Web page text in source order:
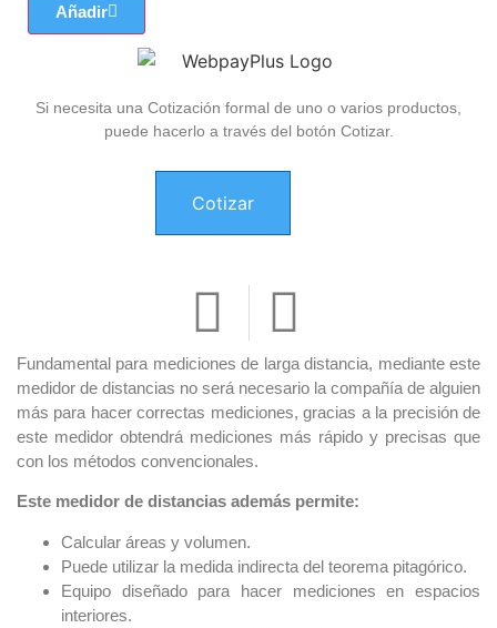
Añadir
Si necesita una Cotización formal de uno o varios productos,
puede hacerlo a través del botón Cotizar.
Cotizar
Fundamental para mediciones de larga distancia, mediante este
medidor de distancias no será necesario la compañía de alguien
más para hacer correctas mediciones, gracias a la precisión de
este medidor obtendrá mediciones más rápido y precisas que
con los métodos convencionales.
Este medidor de distancias además permite:
Calcular áreas y volumen.
Puede utilizar la medida indirecta del teorema pitagórico.
Equipo diseñado para hacer mediciones en espacios
interiores.